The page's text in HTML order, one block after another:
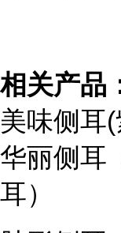
相关产品
美味侧耳
华丽侧耳
耳）